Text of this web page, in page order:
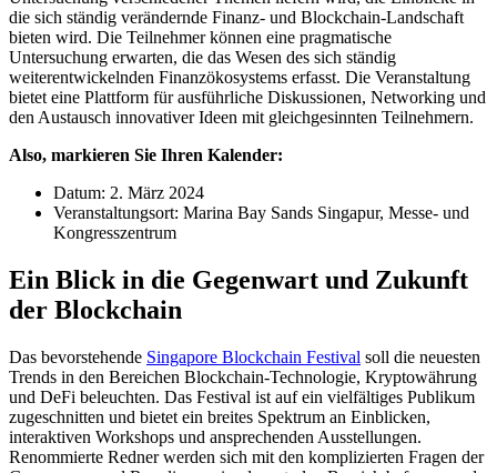
die sich ständig verändernde Finanz- und Blockchain-Landschaft
bieten wird. Die Teilnehmer können eine pragmatische
Untersuchung erwarten, die das Wesen des sich ständig
weiterentwickelnden Finanzökosystems erfasst. Die Veranstaltung
bietet eine Plattform für ausführliche Diskussionen, Networking und
den Austausch innovativer Ideen mit gleichgesinnten Teilnehmern.
Also, markieren Sie Ihren Kalender:
Datum: 2. März 2024
Veranstaltungsort: Marina Bay Sands Singapur, Messe- und
Kongresszentrum
Ein Blick in die Gegenwart und Zukunft
der Blockchain
Das bevorstehende Singapore Blockchain Festival soll die neuesten
Trends in den Bereichen Blockchain-Technologie, Kryptowährung
und DeFi beleuchten. Das Festival ist auf ein vielfältiges Publikum
zugeschnitten und bietet ein breites Spektrum an Einblicken,
interaktiven Workshops und ansprechenden Ausstellungen.
Renommierte Redner werden sich mit den komplizierten Fragen der